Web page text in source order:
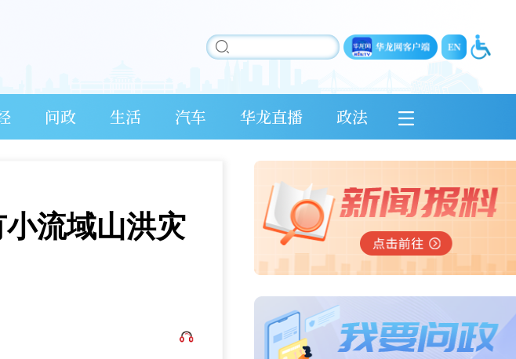
问政 生活 汽车 华龙直播 政法
流域山洪灾